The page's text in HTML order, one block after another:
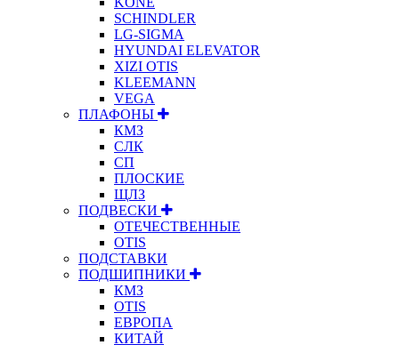
SCHINDLER
LG-SIGMA
HYUNDAI ELEVATOR
XIZI OTIS
KLEEMANN
VEGA
ПЛАФОНЫ
КМЗ
СЛК
СП
ПЛОСКИЕ
ЩЛЗ
ПОДВЕСКИ
ОТЕЧЕСТВЕННЫЕ
OTIS
ПОДСТАВКИ
ПОДШИПНИКИ
КМЗ
OTIS
ЕВРОПА
КИТАЙ